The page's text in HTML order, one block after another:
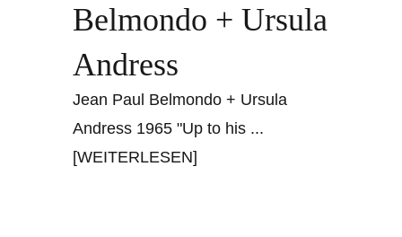
Belmondo + Ursula
Andress
Jean Paul Belmondo + Ursula
Andress 1965 "Up to his ...
[WEITERLESEN]